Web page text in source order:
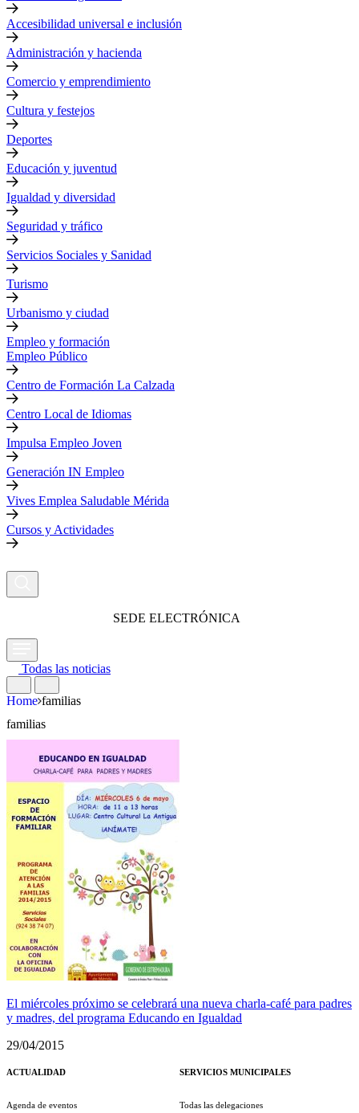
Accesibilidad universal e inclusión
Administración y hacienda
Comercio y emprendimiento
Cultura y festejos
Deportes
Educación y juventud
Igualdad y diversidad
Seguridad y tráfico
Servicios Sociales y Sanidad
Turismo
Urbanismo y ciudad
Empleo y formación
Empleo Público
Centro de Formación La Calzada
Centro Local de Idiomas
Impulsa Empleo Joven
Generación IN Empleo
Vives Emplea Saludable Mérida
Cursos y Actividades
SEDE ELECTRÓNICA
Todas las noticias
Home familias
familias
El miércoles próximo se celebrará una nueva charla-café para padres
y madres, del programa Educando en Igualdad
29/04/2015
ACTUALIDAD
Agenda de eventos
SERVICIOS MUNICIPALES
Todas las delegaciones